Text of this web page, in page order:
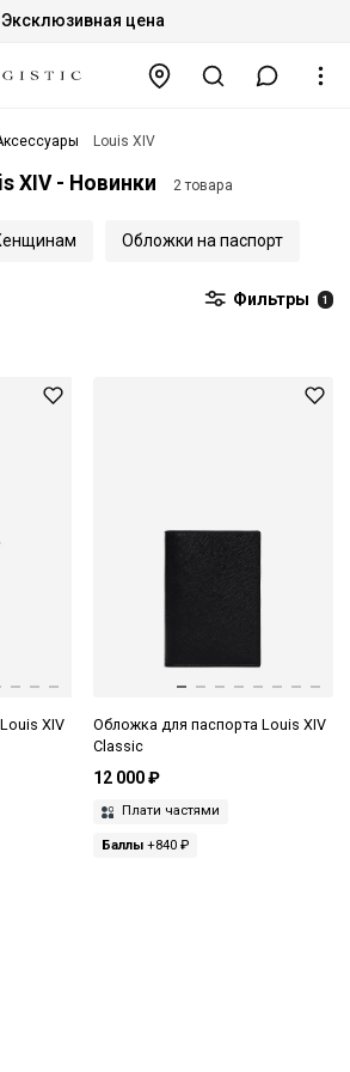
Эксклюзивная цена
Louis XIV
XIV - Новинки 2 товара
Обложки на паспорт
Фильтры 1
XIV
Обложка для паспорта Louis XIV
Classic
12 000 ₽
Плати частями
Баллы+840 ₽